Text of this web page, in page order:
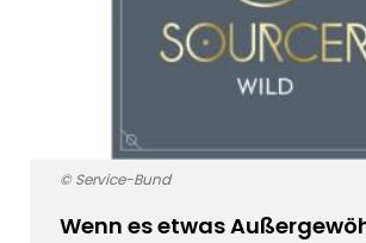
Wenn es etwas
© Service-Bund